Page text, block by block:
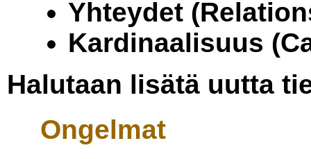
Yhteydet
Kardinaalisuus
Halutaan lisätä uutta
Ongelmat